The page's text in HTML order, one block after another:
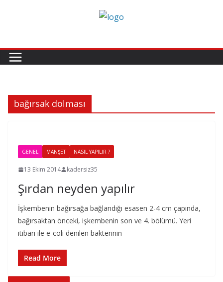
bağırsak dolması
GENEL MANŞET NASIL YAPILIR ?
13 Ekim 2014 kadersiz35
Şırdan neyden yapılır
İşkembenin bağırsağa bağlandığı esasen 2-4 cm çapında,
bağırsaktan önceki, işkembenin son ve 4. bölümü. Yeri
itibarı ile e-coli denilen bakterinin
Read More